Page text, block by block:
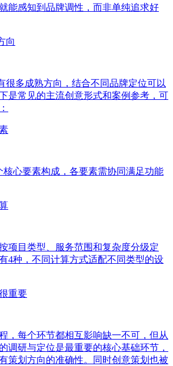
能感知到品牌调性，而非单纯追求好
向
很多成熟方向，结合不同品牌定位可以
是常见的主流创意形式和案例参考，可
核心要素构成，各要素需协同满足功能
项目类型、服务范围和复杂度分级定
4种，不同计算方式适配不同类型的设
重要
，每个环节都相互影响缺一不可，但从
调研与定位是最重要的核心基础环节，
策划方向的准确性。同时创意策划也被